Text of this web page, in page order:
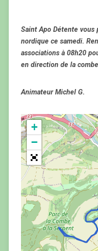
Saint Apo Détente vous
nordique ce samedi.
associations à 08h20
en direction de la
Animateur Michel G.
+
−